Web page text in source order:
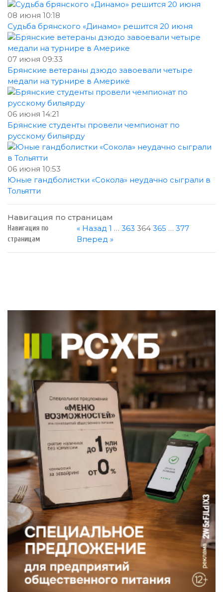
08 июня 10:18
Судьба брянского «Динамо» решится 20 июня
07 июня 09:33
Брянские ветераны дзюдо завоевали четыре
медали на турнире в Америке
06 июня 14:21
Брянские студенты провели чемпионат по
русскому бильярду
06 июня 10:53
Юные гандболистки «Сокола» неудачно сыграли в
Тольятти
Навигация по страницам
Навигация по
страницам
« Назад1 … 363 364 365 … 377
Вперед »